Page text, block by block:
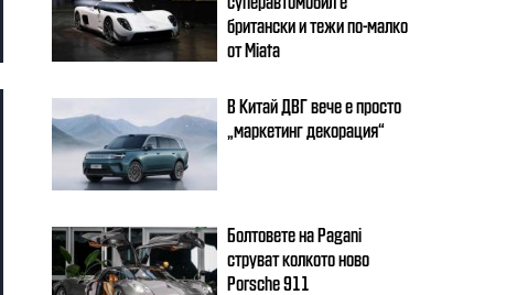
британски и тежи по-малко
от Miata
В Китай ДВГ вече е просто
„маркетинг декорация“
Болтовете на Pagani
струват колкото ново
Porsche 911